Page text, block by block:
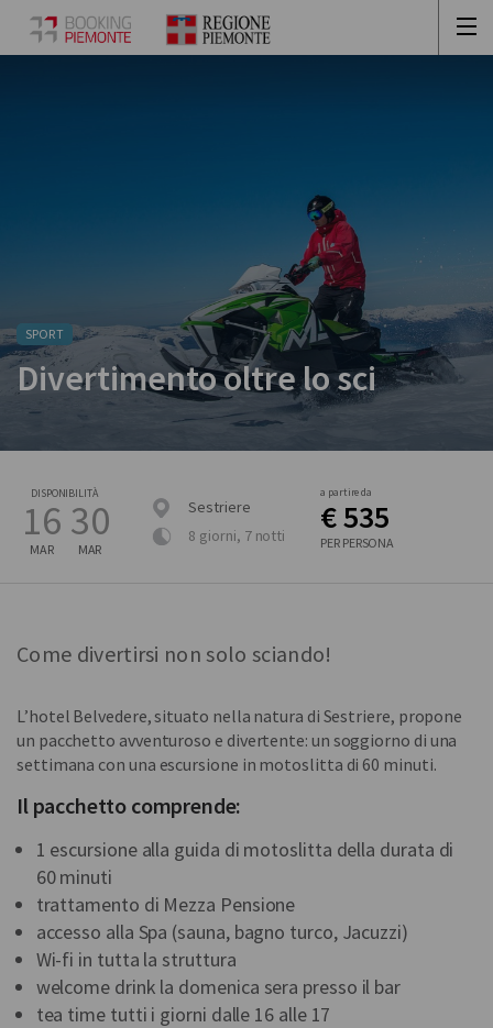
SPORT
Divertimento oltre lo sci
DISPONIBILITÀ
16
MAR
30
MAR
Sestriere
8 giorni, 7 notti
a partire da
€ 535
PER PERSONA
Come divertirsi non solo sciando!
L’hotel Belvedere, situato nella natura di Sestriere, propone
un pacchetto avventuroso e divertente: un soggiorno di una
settimana con una escursione in motoslitta di 60 minuti.
Il pacchetto comprende:
1 escursione alla guida di motoslitta della durata di
60 minuti
trattamento di Mezza Pensione
accesso alla Spa (sauna, bagno turco, Jacuzzi)
Wi-fi in tutta la struttura
welcome drink la domenica sera presso il bar
tea time tutti i giorni dalle 16 alle 17